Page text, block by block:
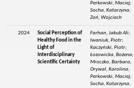
Perkowski, Maciej;
Socha, Katarzyna;
Zoń, Wojciech
2024
Social Perception of
Healthy Food in the
Light of
Interdisciplinary
Scientific Certainty
Farhan, Jakub Ali;
Iwaniuk, Piotr;
Kaczyński, Piotr;
Łozowicka, Bożena;
Mroczko, Barbara;
Orywal, Karolina;
Perkowski, Maciej;
Socha, Katarzyna;